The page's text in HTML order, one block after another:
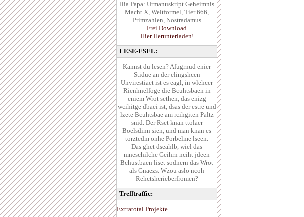
Ilia Papa: Urmanuskript Geheimnis
Macht X, Weltformel, Tier 666,
Primzahlen, Nostradamus
Frei Download
Hier Herunterladen!
LESE-ESEL:
Kannst du lesen? Afugrnud enier
Stidue an der elingshcen
Unvirestiaet ist es eagl, in wlehcer
Rienhnelfoge die Bcuhtsbaen in
eniem Wrot sethen, das enizg
wcihitge dbaei ist, dsas der estre und
lzete Bcuhtsbae am rcihgiten Paltz
snid. Der Rset knan ttolaer
Boelsdinn sien, und man knan es
torztedm onhe Porbelme lseen.
Das ghet dseahlb, wiel das
mneschilche Geihrn nciht jdeen
Bchustbaen liset sodnern das Wrot
als Gnaezs. Wzou aslo ncoh
Rehctshcrieberfromen?
Trefftraffic:
Extratotal Projekte